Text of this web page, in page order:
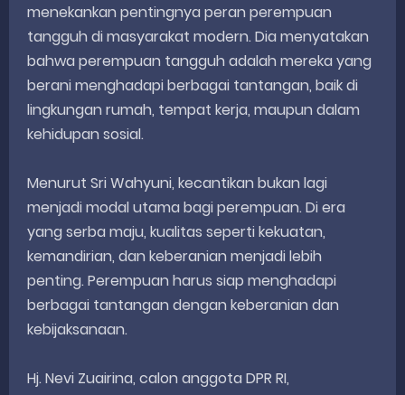
menekankan pentingnya peran perempuan
tangguh di masyarakat modern. Dia menyatakan
bahwa perempuan tangguh adalah mereka yang
berani menghadapi berbagai tantangan, baik di
lingkungan rumah, tempat kerja, maupun dalam
kehidupan sosial.
Menurut Sri Wahyuni, kecantikan bukan lagi
menjadi modal utama bagi perempuan. Di era
yang serba maju, kualitas seperti kekuatan,
kemandirian, dan keberanian menjadi lebih
penting. Perempuan harus siap menghadapi
berbagai tantangan dengan keberanian dan
kebijaksanaan.
Hj. Nevi Zuairina, calon anggota DPR RI,